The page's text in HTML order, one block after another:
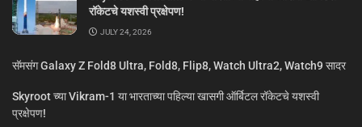
रॉकेटचे यशस्वी प्रक्षेपण!
JULY 24, 2026
सॅमसंग Galaxy Z Fold8 Ultra, Fold8, Flip8, Watch Ultra2, Watch9 सादर
Skyroot च्या Vikram-1 या भारताच्या पहिल्या खासगी ऑर्बिटल रॉकेटचे यशस्वी
प्रक्षेपण!